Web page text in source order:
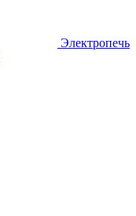
Электропечь